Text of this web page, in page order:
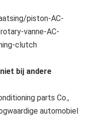
piston-AC-
vanne-AC-
clutch
bij andere
parts Co.,
automobiel